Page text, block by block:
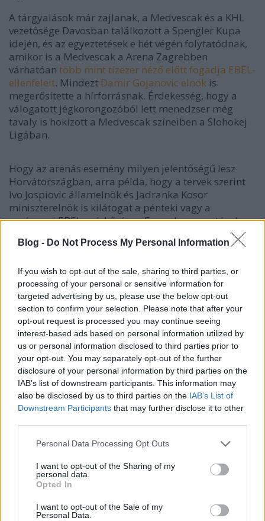
Blog - Do Not Process My Personal Information
If you wish to opt-out of the sale, sharing to third parties, or
processing of your personal or sensitive information for
targeted advertising by us, please use the below opt-out
section to confirm your selection. Please note that after your
opt-out request is processed you may continue seeing
interest-based ads based on personal information utilized by
us or personal information disclosed to third parties prior to
your opt-out. You may separately opt-out of the further
disclosure of your personal information by third parties on the
IAB’s list of downstream participants. This information may
also be disclosed by us to third parties on the IAB’s List of
Downstream Participants that may further disclose it to other
Please note that this website/app uses one or more Google
not limited to your visit or usage behaviour. You may click to
grant or deny consent to Google and its third-party tags to
use your data for below specified purposes in below Google
consent section.
Personal Data Processing Opt Outs
I want to opt-out of the Sharing of my
personal data.
Opted In
I want to opt-out of the Sale of my
Personal Data.
A tárgyalások már zajlanak, a Medvescak és a KHL
vezetősége Davosban találkozott a Spengler Kupa
idején, és az egyeztetések e hét végén folytatódnak,
amikor is a Medvescak a Arena Zagrebben
várhatóan több mint tízezer néző előtt fogadja EBEL-
ellenfeleit. Mindezt Damir Gojanovic elnök is
megerősítette a hírforrásnak. Érdekesség, hogy a
válogatott jégkorongozóból lett menedzser még
tavaly is hokizott a Medvescak színeiben a Slohokej
Ligában.
Hogy az arenás esemény milyen jelentőségű lesz
Horvátországban, arra példa, hogy a tervek szerint
Ivo Jospiovic államelnök és Jadranka Kosor
miniszterelnök is kilátogat a pénteki vagy a
vasárnapi EBEL-mérkőzésre. Egyes kommentárok
tárgyalásokban segédkeznek.
A klubelnök hűti a várakozásokat, természetesen
még messze vannak a megvalósítástól, de
hozzáteszi, az EBEL-projekt három évvel ezelőtti
beindításakor is sokan kinevették őket.
Nyilvánvalóan a pénz jelenti a legnagyobb
problémát. Míg saját bevallásuk szerint jelenleg
kétmillió eurós költségvetéssel dolgoznak, addig a
KHL-hez ötször ennyire, tízmillióra lenne szükségük.
A leggyengébb KHL-csapatok állítólag 6-7 millióból
gazdálkodnak, a leggazdagabbaknál akár 70-80
millió is lehet ez a szám.
A fizetési különbségekre az Avangard Omszkot
hozták fel példaként, azt állítva, hogy a legnagyobb
sztár, Jaromir Jagr hatmillió eurót keres egy évben,
és a padon is olyan ülnek, akik 300 ezret keresnek
szezononként. Ezzel szemben ma a Medvescak
legjobban fizetett játékosa a 80 ezer eurós Frank
Banham. A horvátok biztosan számíthatnak a
jegyárbevételekre, a tv-s jogokból befolyt